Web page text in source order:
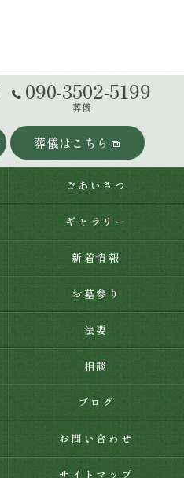
090-3502-5199
葬儀
葬儀はこちら
ごあいさつ
ギャラリー
新着情報
お墓参り
法要
相談
ブログ
お問い合わせ
サイトマップ